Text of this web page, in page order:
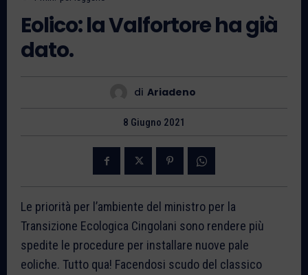
Eolico: la Valfortore ha già
dato.
di Ariadeno
8 Giugno 2021
Le priorità per l’ambiente del ministro per la
Transizione Ecologica Cingolani sono rendere più
spedite le procedure per installare nuove pale
eoliche. Tutto qua! Facendosi scudo del classico